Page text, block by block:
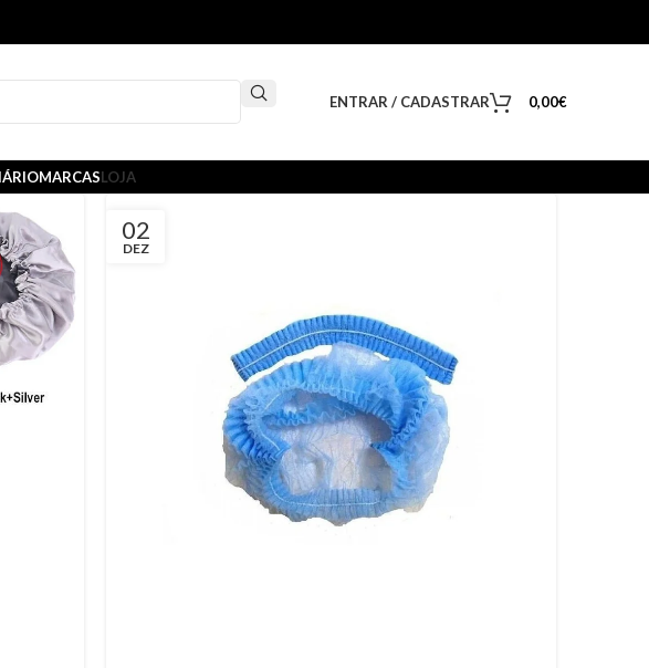
ENTRAR / CADASTRAR 0,00€
MARCASLOJA
02
DEZ